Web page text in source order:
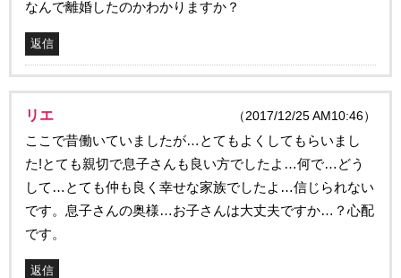
なんで離婚したのかわかりますか？
返信
リエ （2017/12/25 AM10:46）
ここで昔働いていましたが…とてもよくしてもらいまし
た!とても親切で息子さんも良い方でしたよ…何で…どう
して…とても仲も良く幸せな家族でしたよ…信じられない
です。息子さんの奥様…お子さんは大丈夫ですか…？心配
です。
返信